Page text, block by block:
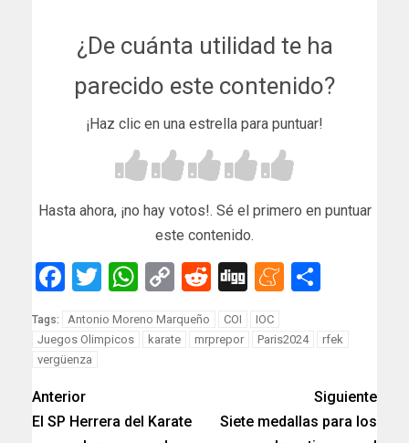
¿De cuánta utilidad te ha
parecido este contenido?
¡Haz clic en una estrella para puntuar!
Hasta ahora, ¡no hay votos!. Sé el primero en puntuar
este contenido.
Facebook
Twitter
WhatsApp
Copy
Link
Reddit
Digg
Tags: Antonio Moreno Marqueño COI
IOC
Juegos Olimpicos
karate mrprepor Paris2024
rfek
vergüenza
Anterior
El SP Herrera del Karate
Siguiente
Siete medallas para los